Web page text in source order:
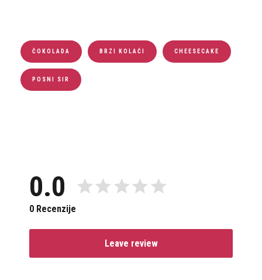
ČOKOLADA BRZI KOLAČI CHEESECAKE
POSNI SIR
0.0
0 Recenzije
Leave review